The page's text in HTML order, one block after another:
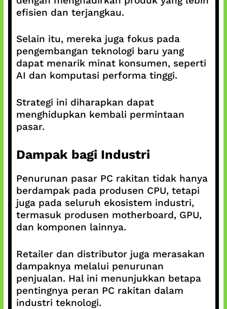
efisien dan terjangkau.
Selain itu, mereka juga fokus pada
pengembangan teknologi baru yang
dapat menarik minat konsumen, seperti
AI dan komputasi performa tinggi.
Strategi ini diharapkan dapat
menghidupkan kembali permintaan
pasar.
Dampak bagi Industri
Penurunan pasar PC rakitan tidak hanya
berdampak pada produsen CPU, tetapi
juga pada seluruh ekosistem industri,
termasuk produsen motherboard, GPU,
dan komponen lainnya.
Retailer dan distributor juga merasakan
dampaknya melalui penurunan
penjualan. Hal ini menunjukkan betapa
pentingnya peran PC rakitan dalam
industri teknologi.